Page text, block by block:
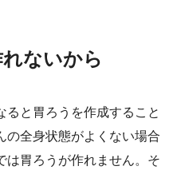
ないから
ると胃ろうを作成すること
の全身状態がよくない場合
は胃ろうが作れません。そ